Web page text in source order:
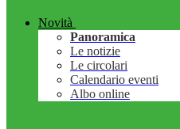
Novità
Panoramica
Le notizie
Le circolari
Calendario eventi
Albo online